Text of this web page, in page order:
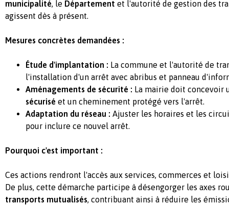
municipalité, le Département et l'autorité de gestion des
agissent dès à présent.
Mesures concrètes demandées :
Étude d'implantation : La commune et l'autorité de
l'installation d'un arrêt avec abribus et panneau
Aménagements de sécurité : La mairie doit concevoir
sécurisé et un cheminement protégé vers l'arrêt.
Adaptation du réseau : Ajuster les horaires et les
pour inclure ce nouvel arrêt.
Pourquoi c'est important :
Ces actions rendront l'accès aux services, commerces et
De plus, cette démarche participe à désengorger les axes
transports mutualisés, contribuant ainsi à réduire les